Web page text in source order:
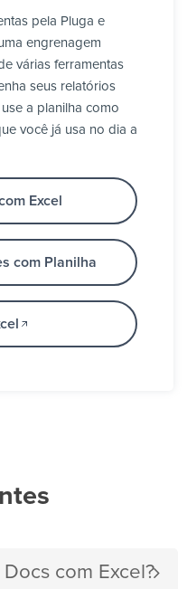
pela Pluga e
engrenagem
várias ferramentas
seus relatórios
a planilha como
você já usa no dia a
Excel
com Planilha
com Excel?